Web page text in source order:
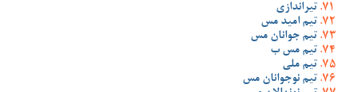
تیراندازی
تیم امید مس
تیم جوانان مس
تیم مس ب
تیم ملی
تیم نوجوانان مس